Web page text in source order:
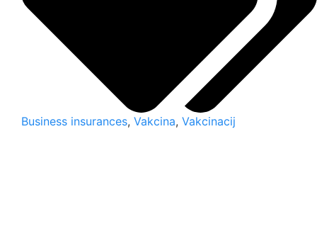
Business insurances, Vakcina, Vakcinacij